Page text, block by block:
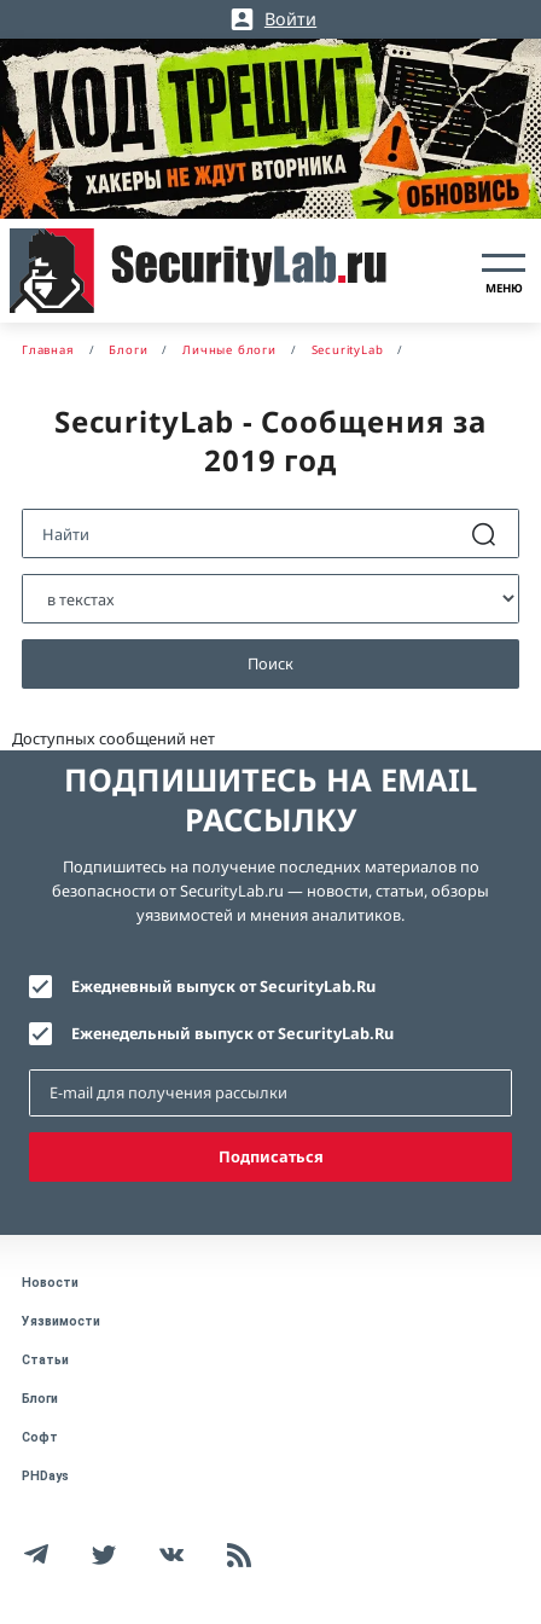
Войти
МЕНЮ
Главная Блоги Личные блоги SecurityLab
SecurityLab - Сообщения за
2019 год
Поиск
Доступных сообщений нет
ПОДПИШИТЕСЬ НА EMAIL
РАССЫЛКУ
Подпишитесь на получение последних материалов по
безопасности от SecurityLab.ru — новости, статьи, обзоры
уязвимостей и мнения аналитиков.
Ежедневный выпуск от SecurityLab.Ru
Еженедельный выпуск от SecurityLab.Ru
Подписаться
Новости
Уязвимости
Статьи
Блоги
Софт
PHDays